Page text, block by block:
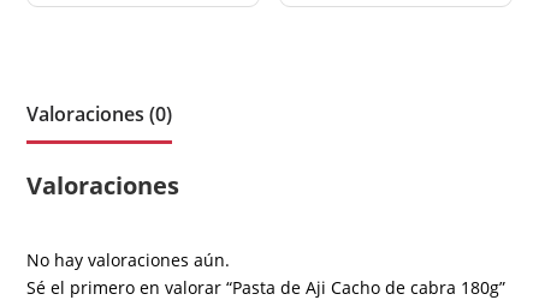
Valoraciones (0)
Valoraciones
No hay valoraciones aún.
Sé el primero en valorar “Pasta de Aji Cacho de cabra 180g”